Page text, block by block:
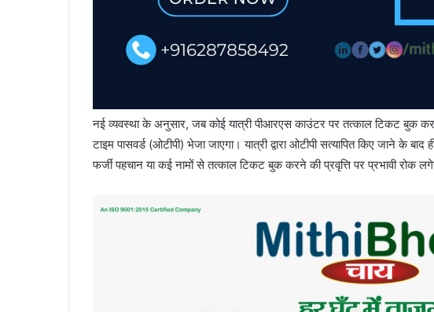
नई व्यवस्था के अनुसार, जब कोई यात्री पीआरएस काउंटर पर तत्काल टिकट बुक
टाइम पासवर्ड (ओटीपी) भेजा जाएगा। यात्री द्वारा ओटीपी सत्यापित किए जाने के
फर्जी पहचान या कई नामों से तत्काल टिकट बुक करने की प्रवृत्ति पर प्रभावी रोक